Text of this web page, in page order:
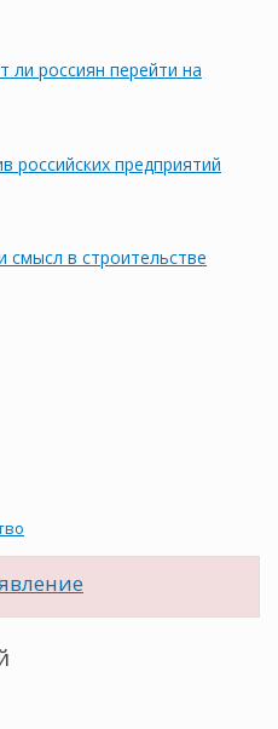
ли россиян перейти на
российских предприятий
смысл в строительстве